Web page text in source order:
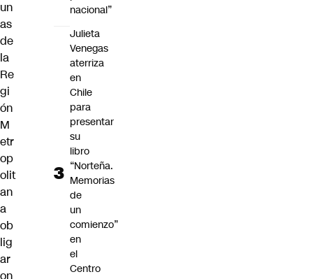
un
as
de
la
Re
gi
ón
M
etr
op
olit
an
a
ob
lig
ar
nacional”
Julieta
Venegas
aterriza
en
Chile
para
presentar
su
libro
“Norteña.
Memorias
de
un
comienzo”
en
el
Centro